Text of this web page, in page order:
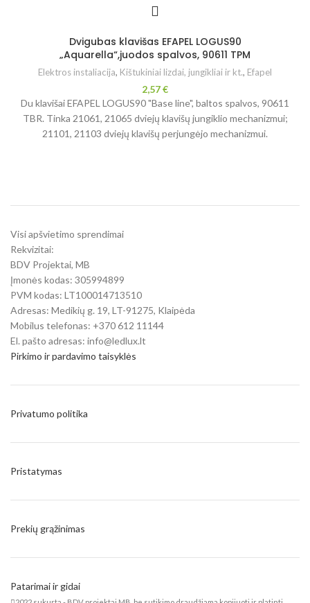
Dvigubas klavišas EFAPEL LOGUS90
„Aquarella“,juodos spalvos, 90611 TPM
Elektros instaliacija, Kištukiniai lizdai, jungikliai ir kt., Efapel
2,57€
Du klavišai EFAPEL LOGUS90 "Base line", baltos spalvos, 90611
TBR. Tinka 21061, 21065 dviejų klavišų jungiklio mechanizmui;
21101, 21103 dviejų klavišų perjungėjo mechanizmui.
Visi apšvietimo sprendimai
Rekvizitai:
BDV Projektai, MB
Įmonės kodas: 305994899
PVM kodas: LT100014713510
Adresas: Medikių g. 19, LT-91275, Klaipėda
Mobilus telefonas: +370 612 11144
El. pašto adresas: info@ledlux.lt
Pirkimo ir pardavimo taisyklės
Privatumo politika
Pristatymas
Prekių grąžinimas
Patarimai ir gidai